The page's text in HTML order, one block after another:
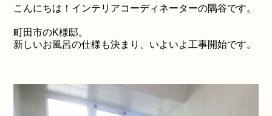
こんにちは！インテリアコーディネーターの隅谷です。
町田市のK様邸。
新しいお風呂の仕様も決まり、いよいよ工事開始です。